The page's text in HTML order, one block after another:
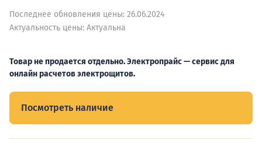
Последнее обновления цены: 26.06.2024
Актуальность цены: Актуальна
Товар не продается отдельно. Электропрайс — сервис для
онлайн расчетов электрощитов.
Посмотреть наличие